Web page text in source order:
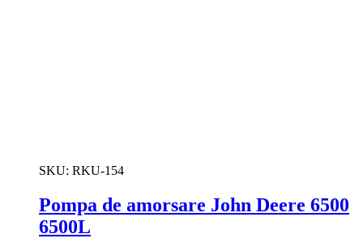
SKU: RKU-154
Pompa de amorsare John Deere 6500
6500L